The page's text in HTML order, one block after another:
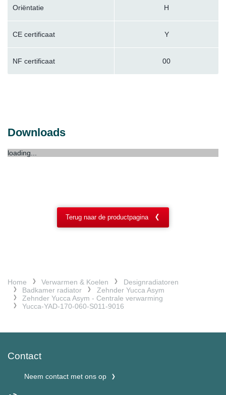
Oriëntatie H
CE certificaat Y
NF certificaat 00
Downloads
loading...
Terug naar de productpagina
Home Verwarmen & Koelen
Designradiatoren
Badkamer radiator
Zehnder Yucca Asym
Zehnder Yucca Asym - Centrale verwarming
Yucca-YAD-170-060-S011-9016
Contact
Neem contact met ons op